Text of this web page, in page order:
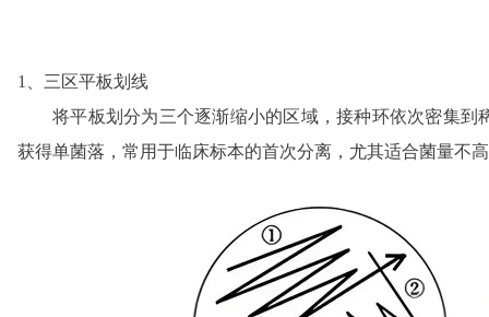
1、三区平板划线
将平板划分为三个逐渐缩小的区域，接种环依次密集
获得单菌落，常用于临床标本的首次分离，尤其适合菌量不